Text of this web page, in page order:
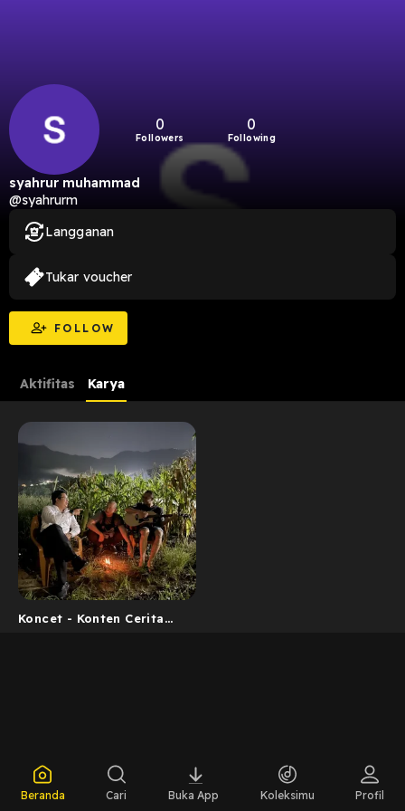
0
Followers
0
Following
syahrur muhammad
@syahrurm
FOLLOW
Langganan
Tukar voucher
Aktifitas Karya
Koncet - Konten Cerita
Beranda Cari Buka App Koleksimu Profil